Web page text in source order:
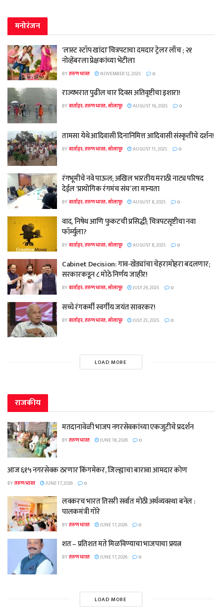
मनोरंजन
‘लास्ट स्टॉप खांदा’ चित्रपटाचा दमदार ट्रेलर लाँच ; २१
नोव्हेंबरला प्रेक्षकांच्या भेटीला
BYतरुण भारत NOVEMBER 12, 2025 0
राज्यभरात पुढील चार दिवस अतिवृष्टीचा इशारा!
BYवार्ताहर, तरुण भारत, सोलापूर AUGUST 16, 2025 0
तामसा येथे आदिवासी दिनानिमित्त आदिवासी संस्कृतीचे दर्शन!
BYवार्ताहर, तरुण भारत, सोलापूर AUGUST 11, 2025 0
रंगभूमीचे नवे पाऊल; अखिल भारतीय मराठी नाट्य परिषद
देईल ‘प्रायोगिक रंगमंच संघ’ ला मान्यता
BYवार्ताहर, तरुण भारत, सोलापूर AUGUST 8, 2025 0
वाद, निषेध आणि फुकटची प्रसिद्धी; चित्रपटसृष्टीचा नवा
फॉर्म्युला?
BYवार्ताहर, तरुण भारत, सोलापूर AUGUST 8, 2025 0
Cabinet Decision: गाव-खेड्यांचा चेहरामोहरा बदलणार;
सरकारकडून ८ मोठे निर्णय जाहीर!
BYवार्ताहर, तरुण भारत, सोलापूर JULY 29, 2025 0
सच्चे रंगकर्मी स्वर्गीय जयंत सावरकर!
BYवार्ताहर, तरुण भारत, सोलापूर JULY 23, 2025 0
LOAD MORE
राजकीय
मतदानावेळी भाजप नगरसेवकांच्या एकजुटीचे प्रदर्शन
BYतरुण भारत JUNE 18, 2026 0
आज ६१५ नगरसेवक ठरणार किंगमेकर, जिल्ह्याचा बारावा आमदार कोण
BYतरुण भारत JUNE 17, 2026 0
लवकरच भारत तिसरी सर्वात मोठी अर्थव्यवस्था बनेल :
पालकमंत्री गोरे
BYतरुण भारत JUNE 17, 2026 0
शत – प्रतिशत मते मिळविण्याचा भाजपाचा प्रयत्न
BYतरुण भारत JUNE 17, 2026 0
LOAD MORE